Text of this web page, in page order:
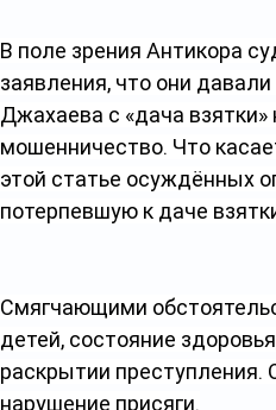
В поле зрения Антикора
заявления, что они
Джахаева с «дача
мошенничество. Что
этой статье осуждённых
потерпевшую к даче
Смягчающими
детей, состояние
раскрытии
нарушение присяги.